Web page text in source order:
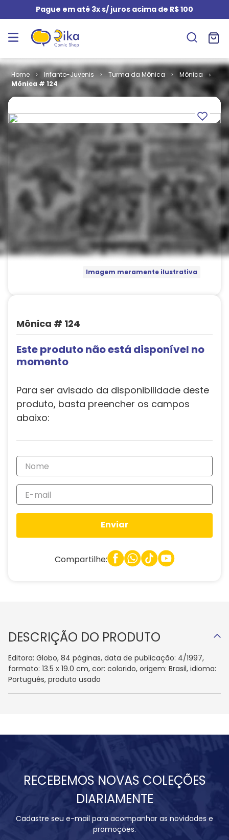
Pague em até 3x s/ juros acima de R$ 100
Infanto-Juvenis Turma da Mônica
Mônica
Mônica # 124
Imagem meramente ilustrativa
Mônica # 124
Este produto não está disponível no
momento
Para ser avisado da disponibilidade deste
produto, basta preencher os campos
abaixo:
Enviar
Compartilhe:
DESCRIÇÃO DO PRODUTO
Editora: Globo, 84 páginas, data de publicação: 4/1997,
formato: 13.5 x 19.0 cm, cor: colorido, origem: Brasil, idioma:
Português, produto usado
RECEBEMOS NOVAS COLEÇÕES
DIARIAMENTE
Cadastre seu e-mail para acompanhar as novidades e
promoções.